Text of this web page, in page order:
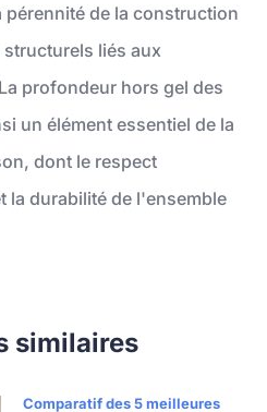
pérennité de la construction
liés aux
profondeur hors gel des
un élément essentiel de la
dont le respect
la durabilité de l'ensemble
similaires
Comparatif des 5 meilleures